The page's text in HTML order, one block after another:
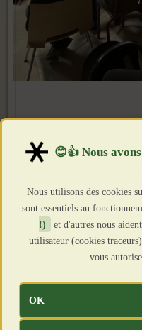
Ce samedi 10
invité Lucien Cerise.
Devant un public
ci a pu développer
l'ingénierie sociale.
Nous utilisons des cookies
sont essentiels au
!)
et d'autres nous
utilisateur (cookies
vous
OK